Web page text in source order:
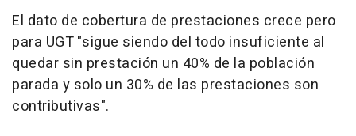
El dato de cobertura de prestaciones crece pero
para UGT "sigue siendo del todo insuficiente al
quedar sin prestación un 40% de la población
parada y solo un 30% de las prestaciones son
contributivas".